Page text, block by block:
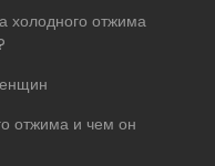
холодного отжима
отжима и чем он